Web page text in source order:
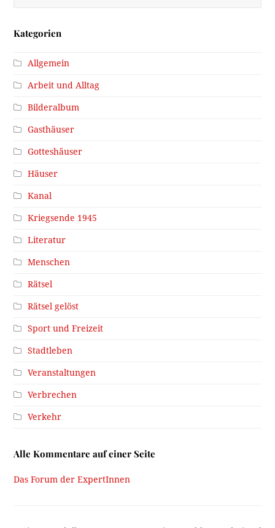
Kategorien
Allgemein
Arbeit und Alltag
Bilderalbum
Gasthäuser
Gotteshäuser
Häuser
Kanal
Kriegsende 1945
Literatur
Menschen
Rätsel
Rätsel gelöst
Sport und Freizeit
Stadtleben
Veranstaltungen
Verbrechen
Verkehr
Alle Kommentare auf einer Seite
Das Forum der ExpertInnen